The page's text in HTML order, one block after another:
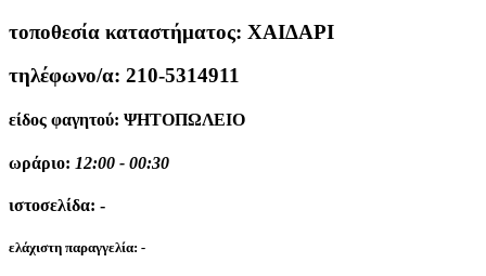
τοποθεσία καταστήματος: ΧΑΙΔΑΡΙ
τηλέφωνο/α: 210-5314911
είδος φαγητού: ΨΗΤΟΠΩΛΕΙΟ
ωράριο: 12:00 - 00:30
ιστοσελίδα: -
ελάχιστη παραγγελία: -